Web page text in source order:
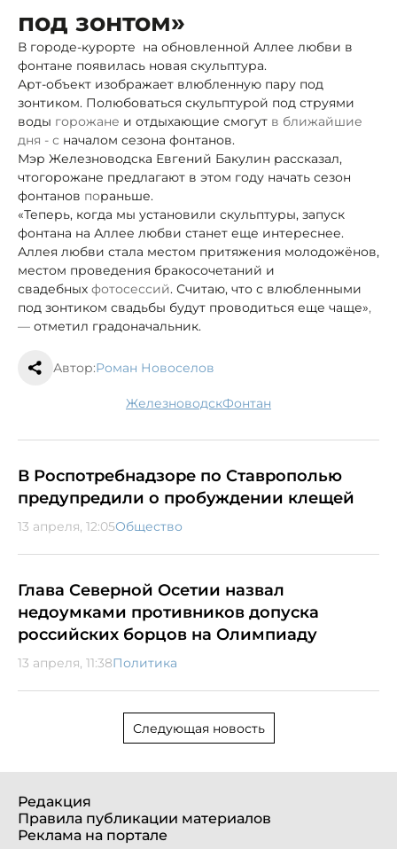
под зонтом»
В городе-курорте на обновленной Аллее любви в
фонтане появилась новая скульптура.
Арт-объект изображает влюбленную пару под
зонтиком. Полюбоваться скульптурой под струями
воды горожане и отдыхающие смогут в ближайшие
дня - с началом сезона фонтанов.
Мэр Железноводска Евгений Бакулин рассказал,
чтогорожане предлагают в этом году начать сезон
фонтанов пораньше.
«Теперь, когда мы установили скульптуры, запуск
фонтана на Аллее любви станет еще интереснее.
Аллея любви стала местом притяжения молодожёнов,
местом проведения бракосочетаний и
свадебных фотосессий. Считаю, что с влюбленными
под зонтиком свадьбы будут проводиться еще чаще»,
— отметил градоначальник.
Автор:Роман Новоселов
Железноводск фонтан
В Роспотребнадзоре по Ставрополью
предупредили о пробуждении клещей
13 апреля, 12:05Общество
Глава Северной Осетии назвал
недоумками противников допуска
российских борцов на Олимпиаду
13 апреля, 11:38Политика
Следующая новость
Редакция
Правила публикации материалов
Реклама на портале